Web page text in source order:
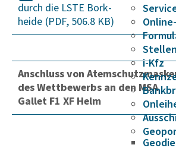
i-Kfz
durch die LSTE Bork­
heide
Anschluss von
des Wettbewerbs an den MSA
Gallet F1 XF Helm